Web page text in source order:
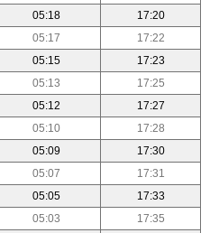
05:18
17:20
05:17
17:22
05:15
17:23
05:13
17:25
05:12
17:27
05:10
17:28
05:09
17:30
05:07
17:31
05:05
17:33
05:03
17:35